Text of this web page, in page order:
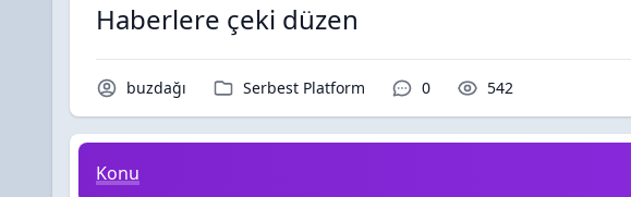
Haberlere çeki düzen
Konu Sahibi / Yazar
buzdağı Kategori / Forum
Serbest Platform Yorumlar / Cevaplar
0 Okunma /
542
Haberlere çeki düzen
Konu